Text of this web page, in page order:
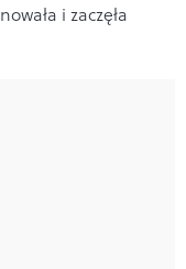
i zaczęła